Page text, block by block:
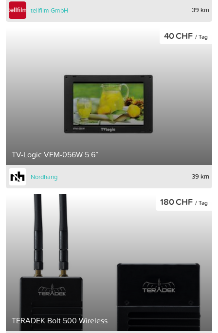
tellfilm GmbH 39 km
TV-Logic VFM-056W 5.6”
40 CHF / Tag
Nordhang 39 km
TERADEK Bolt 500 Wireless
180 CHF / Tag